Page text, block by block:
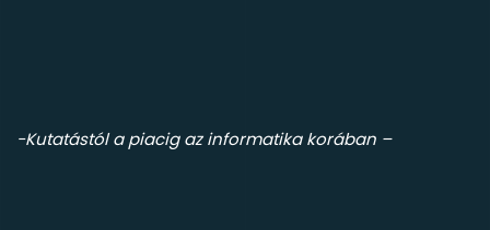
-Kutatástól a piacig az informatika korában –